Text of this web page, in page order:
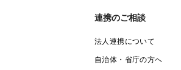
連携のご相談
法人連携について
自治体・省庁の方へ